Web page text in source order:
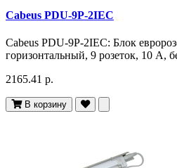
Cabeus PDU-9P-2IEC
Cabeus PDU-9P-2IEC: Блок
горизонтальный, 9 розеток, 10 A,
2165.41 р.
В корзину